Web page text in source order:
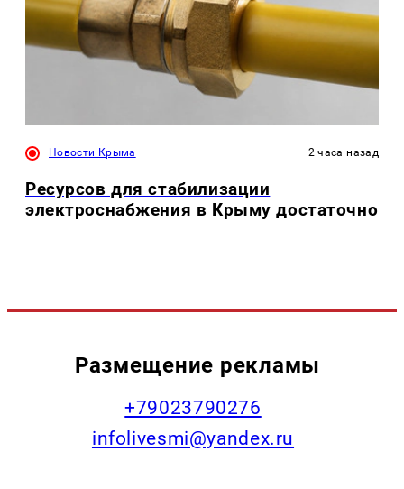
Новости Крыма 2 часа назад
Ресурсов для стабилизации
электроснабжения в Крыму достаточно
Размещение рекламы
+79023790276
infolivesmi@yandex.ru